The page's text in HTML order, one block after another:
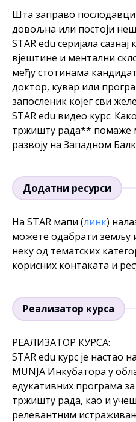
Шта заправо
довољна или постоји
STAR edu серијала
вјештине и ментални
међу стотинама
доктор, кувар или
запосленик којег сви
STAR edu видео курс:
тржишту рада** помаже
развоју на Западном
Додатни ресурси
На STAR мапи (линк)
можете одабрати земљу
неку од тематских
корисних контаката и
Реализатор курса
РЕАЛИЗАТОР КУРСА:
STAR edu курс је настао
MUNJA Инкубатора у
едукативних програма
тржишту рада, као и
релевантним